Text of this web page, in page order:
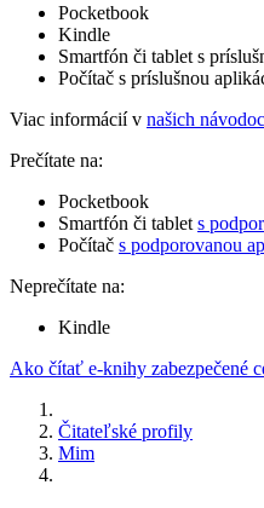
Pocketbook
Kindle
Smartfón či tablet s
Počítač s príslušnou
Viac informácií v našich
Prečítate na:
Pocketbook
Smartfón či tablet s
Počítač s podporovanou
Neprečítate na:
Kindle
Ako čítať e-knihy zabezpečené
Čitateľské profily
Mim